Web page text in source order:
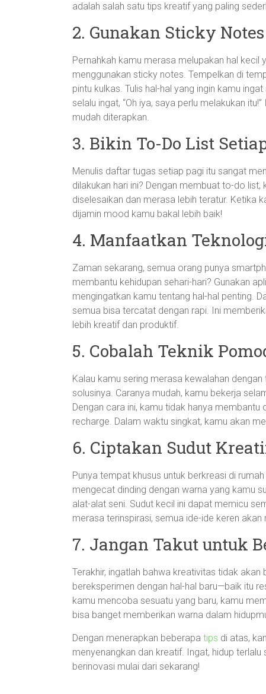
adalah salah satu tips kreatif yang paling
2. Gunakan Sticky
Pernahkah kamu merasa melupakan hal kecil
menggunakan sticky notes. Tempelkan di
pintu kulkas. Tulis hal-hal yang ingin kamu
selalu ingat, “Oh iya, saya perlu melakukan
mudah diterapkan.
3. Bikin To-Do List
Menulis daftar tugas setiap pagi itu sangat
dilakukan hari ini? Dengan membuat to-do
diselesaikan dan merasa lebih teratur. Ketika
dijamin mood kamu bakal lebih baik!
4. Manfaatkan
Zaman sekarang, semua orang punya
membantu kehidupan sehari-hari? Gunakan
mengingatkan kamu tentang hal-hal penting.
semua bisa tercatat dengan rapi. Ini
lebih kreatif dan produktif.
5. Cobalah Teknik
Kalau kamu sering merasa kewalahan
solusinya. Caranya mudah, kamu bekerja
Dengan cara ini, kamu tidak hanya
recharge. Dalam waktu singkat, kamu akan
6. Ciptakan Sudut
Punya tempat khusus untuk berkreasi di
mengecat dinding dengan warna yang kamu
alat-alat seni. Sudut kecil ini dapat memicu
merasa terinspirasi, semua ide-ide keren akan
7. Jangan Takut untuk
Terakhir, ingatlah bahwa kreativitas tidak
bereksperimen dengan hal-hal baru—baik itu
kamu mencoba sesuatu yang baru, kamu
bisa banget memberikan warna dalam
Dengan menerapkan beberapa tips di atas,
menyenangkan dan kreatif. Ingat, hidup
berinovasi mulai dari sekarang!